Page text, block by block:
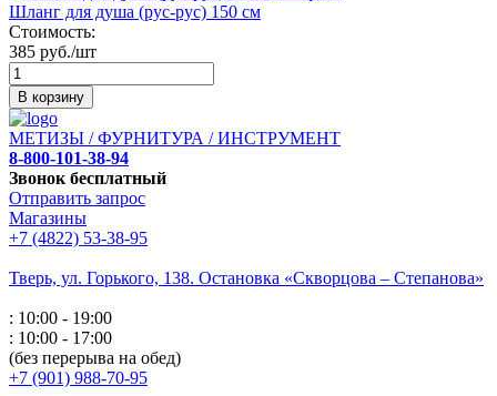
Шланг для душа (рус-рус) 150 см
Стоимость:
385 руб./шт
В корзину
МЕТИЗЫ / ФУРНИТУРА / ИНСТРУМЕНТ
8-800-101-38-94
Звонок бесплатный
Отправить запрос
Магазины
+7 (4822) 53-38-95
Тверь, ул. Горького, 138. Остановка «Скворцова – Степанова»
: 10:00 - 19:00
: 10:00 - 17:00
(без перерыва на обед)
+7 (901) 988-70-95